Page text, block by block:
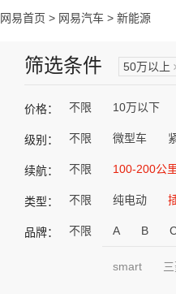
网易首页 > 网易汽车 > 新能源
筛选条件 50万以上
价格： 不限 10万以下
级别： 不限 微型车
续航： 不限 100-200公
类型： 不限 纯电动
品牌： 不限 A B
smart